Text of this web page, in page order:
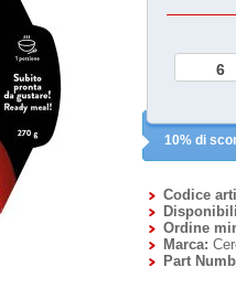
10% di
Codice
Ordine
Marca:
Part